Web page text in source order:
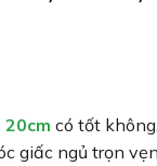
20cm có tốt
giấc ngủ trọn